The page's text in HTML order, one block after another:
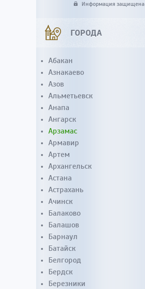
Информация защищена
ГОРОДА
Абакан
Азнакаево
Азов
Альметьевск
Анапа
Ангарск
Арзамас
Армавир
Артем
Архангельск
Астана
Астрахань
Ачинск
Балаково
Балашов
Барнаул
Батайск
Белгород
Бердск
Березники